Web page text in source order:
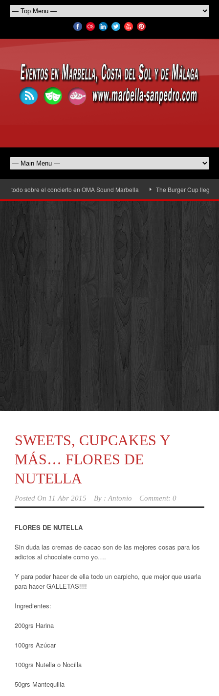
sobre el concierto en OMA Sound Marbella The Burger Cup llega a
SWEETS, CUPCAKES Y
MÁS… FLORES DE
NUTELLA
Posted On 11 Abr 2015 By : Antonio Comment: 0
FLORES DE NUTELLA
Sin duda las cremas de cacao son de las mejores cosas para los
adictos al chocolate como yo….
Y para poder hacer de ella todo un carpicho, que mejor que usarla
para hacer GALLETAS!!!!
Ingredientes:
200grs Harina
100grs Azúcar
100grs Nutella o Nocilla
50grs Mantequilla